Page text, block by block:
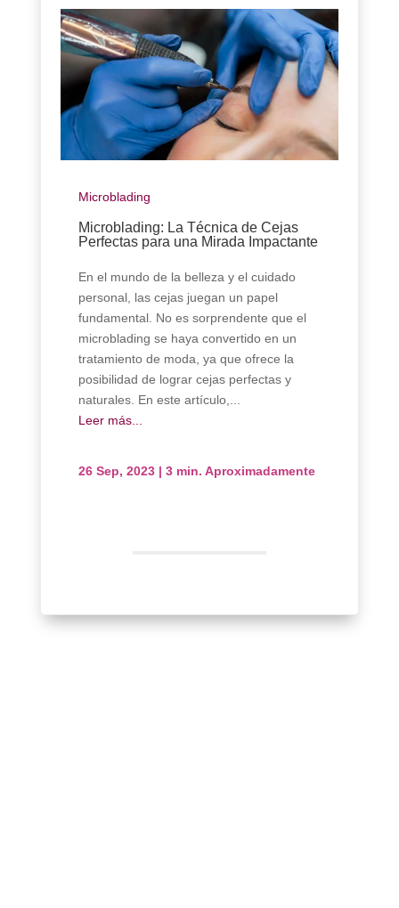
Microblading
Microblading: La Técnica de Cejas
Perfectas para una Mirada Impactante
En el mundo de la belleza y el cuidado
personal, las cejas juegan un papel
fundamental. No es sorprendente que el
microblading se haya convertido en un
tratamiento de moda, ya que ofrece la
posibilidad de lograr cejas perfectas y
naturales. En este artículo,...
Leer más...
26 Sep, 2023 |3 min. Aproximadamente